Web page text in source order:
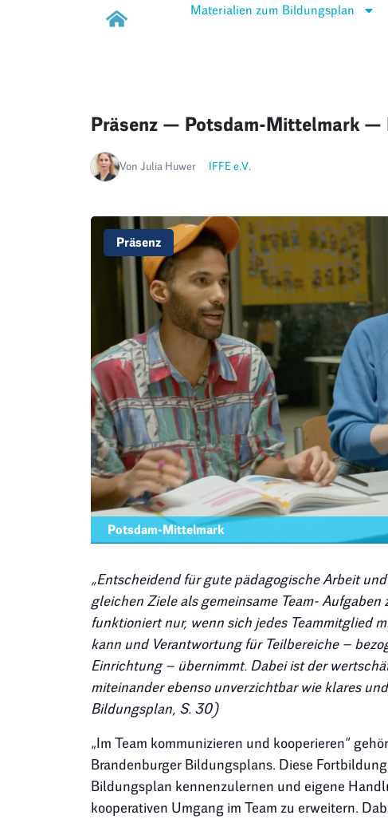
Materialien zum Bildungsplan
Präsenz — Potsdam-Mittelmark —
Von Julia Huwer IFFE e.V.
Präsenz
Potsdam-Mittelmark
„Entscheidend für gute pädagogische Arbeit
gleichen Ziele als gemeinsame Team-
funktioniert nur, wenn sich jedes Teammitglied
kann und Verantwortung für Teilbereiche –
Einrichtung – übernimmt. Dabei ist der
miteinander ebenso unverzichtbar wie klares
Bildungsplan, S. 30)
„Im Team kommunizieren und kooperieren“
Brandenburger Bildungsplans. Diese
Bildungsplan kennenzulernen und eigene
kooperativen Umgang im Team zu erweitern.